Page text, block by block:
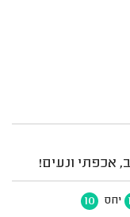
אכפתי ונעים!
יחס 10